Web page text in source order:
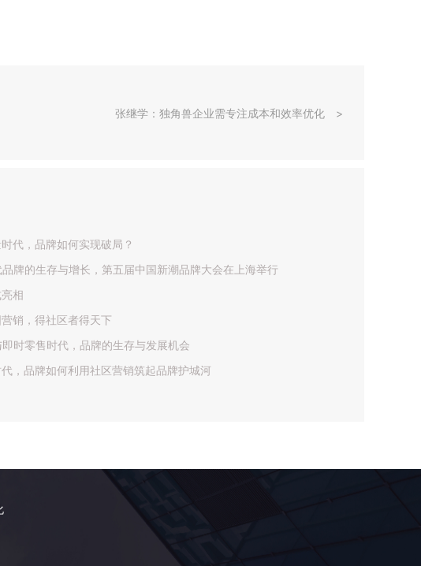
张继学：独角兽企业需专注成本和效率优化
代，品牌如何实现破局？
牌的生存与增长，第五届中国新潮品牌大会在上海举行
相
销，得社区者得天下
时零售时代，品牌的生存与发展机会
，品牌如何利用社区营销筑起品牌护城河